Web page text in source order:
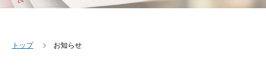
トップ お知らせ